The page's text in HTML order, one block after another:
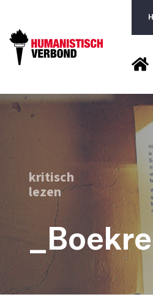
kritisch
lezen